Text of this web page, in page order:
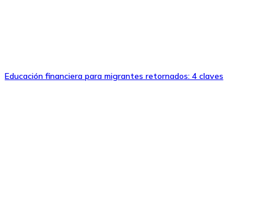
Educación financiera para migrantes retornados: 4 claves